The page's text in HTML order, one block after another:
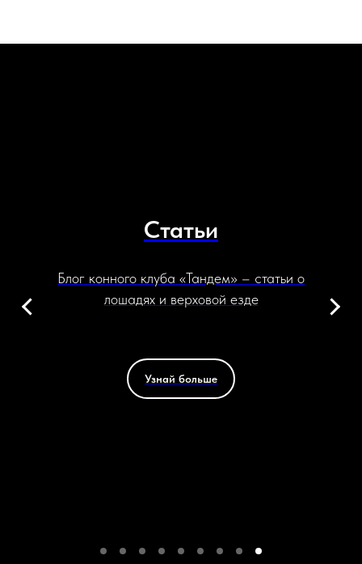
Статьи
Блог конного клуба «Тандем» – статьи о
лошадях и верховой езде
Узнай больше